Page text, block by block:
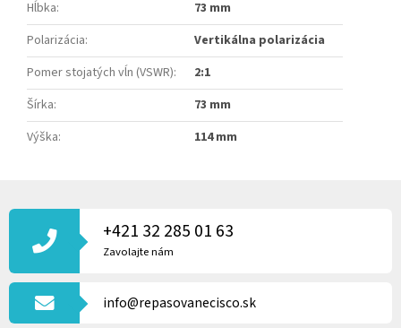
Hĺbka:
73 mm
Polarizácia:
Vertikálna polarizácia
Pomer stojatých vĺn (VSWR):
2:1
Šírka:
73 mm
Výška: 114 mm
Á
T
+421 32 285 01 63
Zavolajte nám
info@repasovanecisco.sk